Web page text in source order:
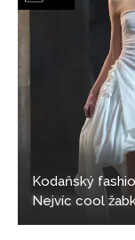
Kodaňský
Nejvíc cool